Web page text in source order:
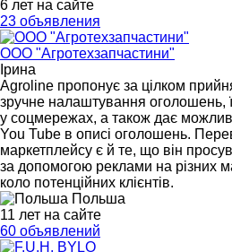
6 лет на сайте
23 объявления
ООО "Агротехзапчастини"
Ірина
Agroline пропонує за цілком
зручне налаштування оголошень,
у соцмережах, а також дає
You Tube в описі оголошень.
маркетплейсу є й те, що він
за допомогою реклами на різних
коло потенційних клієнтів.
Польша
11 лет на сайте
60 объявлений